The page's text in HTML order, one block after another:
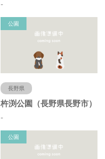
-
公園
長野県
杵渕公園（長野県長野市）
-
公園